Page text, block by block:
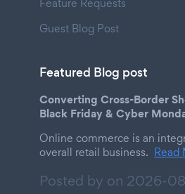
Feature Requests
Guest Blog Post
Featured Blog post
Converting Cross-Border
Black Friday & Cyber
Online commerce is an
overall retail business. Read
Posted by on 2026-